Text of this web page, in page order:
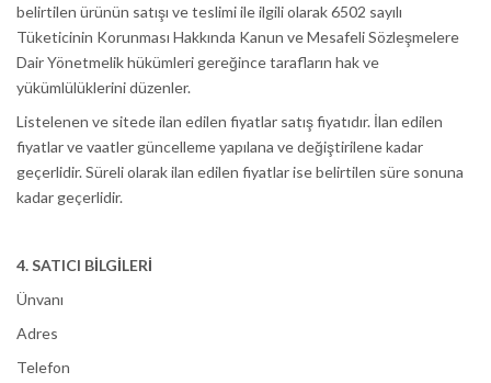
belirtilen ürünün satışı ve teslimi ile ilgili olarak 6502 sayılı
Tüketicinin Korunması Hakkında Kanun ve Mesafeli Sözleşmelere
Dair Yönetmelik hükümleri gereğince tarafların hak ve
yükümlülüklerini düzenler.
Listelenen ve sitede ilan edilen fiyatlar satış fiyatıdır. İlan edilen
fiyatlar ve vaatler güncelleme yapılana ve değiştirilene kadar
geçerlidir. Süreli olarak ilan edilen fiyatlar ise belirtilen süre sonuna
kadar geçerlidir.
4. SATICI BİLGİLERİ
Ünvanı
Adres
Telefon